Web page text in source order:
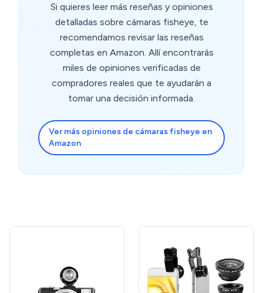
Si quieres leer más reseñas y opiniones
detalladas sobre cámaras fisheye, te
recomendamos revisar las reseñas
completas en Amazon. Allí encontrarás
miles de opiniones verificadas de
compradores reales que te ayudarán a
tomar una decisión informada.
Ver más opiniones de cámaras fisheye en
Amazon